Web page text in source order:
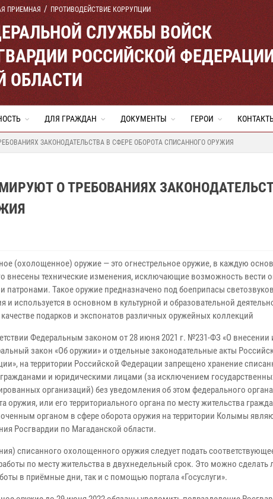
ПРИЕМНАЯ ПРОТИВОДЕЙСТВИЕ КОРРУПЦИИ
СЛУЖБЫ ВОЙСК
РОССИЙСКОЙ
ОБЛАСТИ
ДЛЯ ГРАЖДАН ДОКУМЕНТЫ ГЕРОИ
ЗАКОНОДАТЕЛЬСТВА В СФЕРЕ ОБОРОТА СПИСАННОГО ОРУЖИЯ
О ТРЕБОВАНИЯХ
(охолощенное) оружие — это огнестрельное оружие, в каждую
внесены технические изменения, исключающие возможность вести
патронами. Такое оружие предназначено под боеприпасы
и используется в основном в культурной и образовательной
подарков и экспонатов различных оружейных коллекций
Федеральным законом от 28 июня 2021 г. №231-ФЗ «О внесении
закон «Об оружии» и отдельные законодательные акты
на территории Российской Федерации запрещено хранение
и юридическими лицами (за исключением
организаций) без уведомления об этом федерального органа
или его территориального органа по месту жительства
органом в сфере оборота оружия на территории Колымы
Росгвардии по Магаданской области.
списанного охолощенного оружия следует подать
по месту жительства в двухнедельный срок. Это можно сделать
в приёмные дни, так и с помощью портала «Госуслуги».